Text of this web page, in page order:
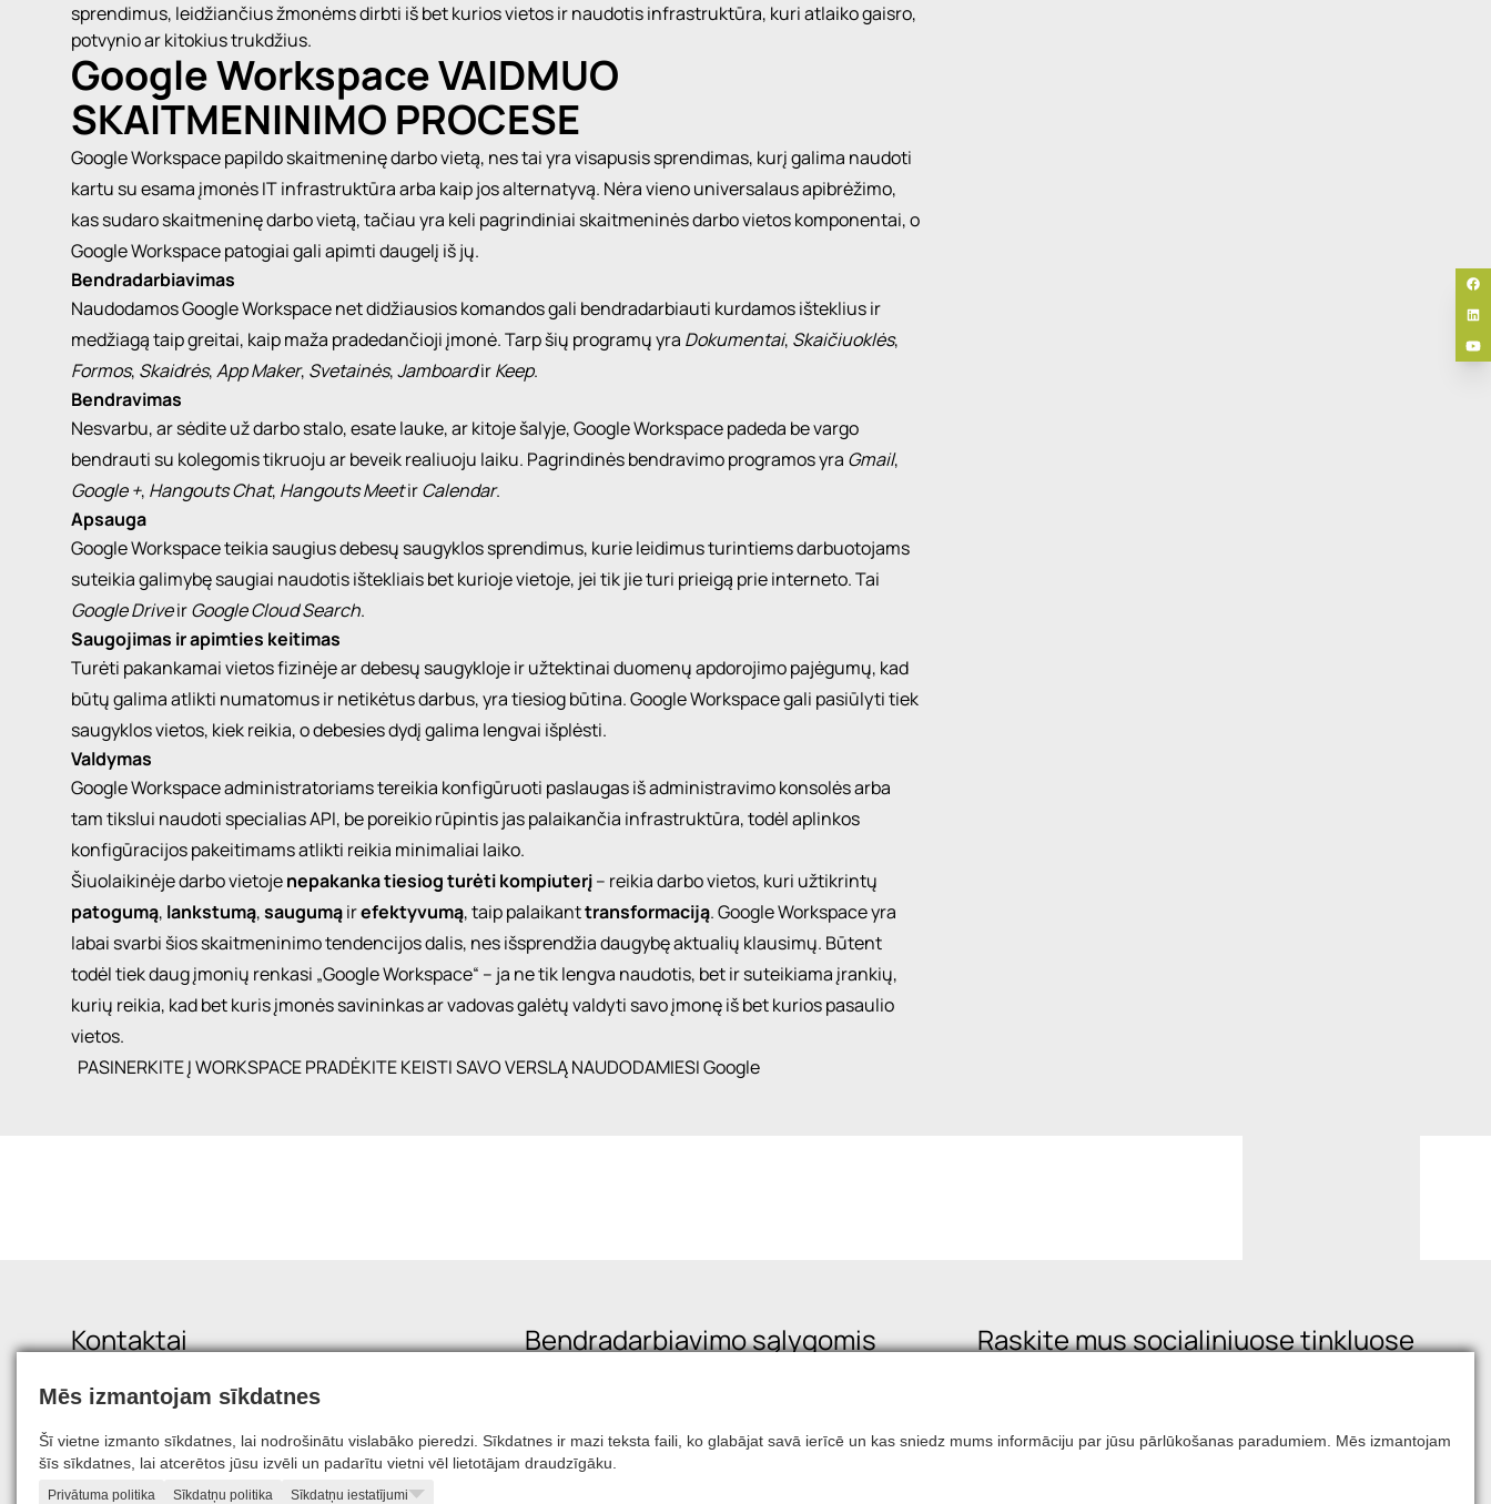
sprendimus, leidžiančius žmonėms dirbti iš bet kurios vietos ir naudotis infrastruktūra, kuri atlaiko gaisro,
potvynio ar kitokius trukdžius.
Google Workspace VAIDMUO
SKAITMENINIMO PROCESE
Google Workspacepapildo skaitmeninę darbo vietą, nes tai yra visapusis sprendimas, kurį galima naudoti
kartu su esama įmonės IT infrastruktūra arba kaip jos alternatyvą. Nėra vieno universalaus apibrėžimo,
kas sudaro skaitmeninę darbo vietą, tačiau yra keli pagrindiniai skaitmeninės darbo vietos komponentai, o
Google Workspace patogiai gali apimti daugelį iš jų.
Bendradarbiavimas
Naudodamos Google Workspace net didžiausios komandos gali bendradarbiauti kurdamos išteklius ir
medžiagą taip greitai, kaip maža pradedančioji įmonė. Tarp šių programų yra Dokumentai, Skaičiuoklės,
Formos, Skaidrės,App Maker, Svetainės,JamboardirKeep.
Bendravimas
Nesvarbu, ar sėdite už darbo stalo, esate lauke, ar kitoje šalyje, Google Workspace padeda be vargo
bendrauti su kolegomis tikruoju ar beveik realiuoju laiku. Pagrindinės bendravimo programos yra Gmail,
Google +, Hangouts Chat, Hangouts MeetirCalendar.
Apsauga
Google Workspace teikia saugius debesų saugyklos sprendimus, kurie leidimus turintiems darbuotojams
suteikia galimybę saugiai naudotis ištekliais bet kurioje vietoje, jei tik jie turi prieigą prie interneto. Tai
Google DriveirGoogle Cloud Search.
Saugojimas ir apimties keitimas
Turėti pakankamai vietos fizinėje ar debesų saugykloje ir užtektinai duomenų apdorojimo pajėgumų, kad
būtų galima atlikti numatomus ir netikėtus darbus, yra tiesiog būtina. Google Workspace gali pasiūlyti tiek
saugyklos vietos, kiek reikia, o debesies dydį galima lengvai išplėsti.
Valdymas
Google Workspace administratoriams tereikia konfigūruoti paslaugas iš administravimo konsolės arba
tam tikslui naudoti specialias API, be poreikio rūpintis jas palaikančia infrastruktūra, todėl aplinkos
konfigūracijos pakeitimams atlikti reikia minimaliai laiko.
Šiuolaikinėje darbo vietojenepakanka tiesiog turėti kompiuterį– reikia darbo vietos, kuri užtikrintų
patogumą, lankstumą,saugumąirefektyvumą, taip palaikanttransformaciją. Google Workspace yra
labai svarbi šios skaitmeninimo tendencijos dalis, nes išsprendžia daugybę aktualių klausimų. Būtent
todėl tiek daug įmonių renkasi „Google Workspace“ – ja ne tik lengva naudotis, bet ir suteikiama įrankių,
kurių reikia, kad bet kuris įmonės savininkas ar vadovas galėtų valdyti savo įmonę iš bet kurios pasaulio
vietos.
PASINERKITE Į WORKSPACEPRADĖKITE KEISTI SAVO VERSLĄ NAUDODAMIESI Google
Kontaktai
Vilkpėdės g. 22, Vilnius, Lietuva, LT-03151
career@squalio.com
Bendradarbiavimo sąlygomis Raskite mus socialiniuose tinkluose
Mēs izmantojam sīkdatnes
Šī vietne izmanto sīkdatnes, lai nodrošinātu vislabāko pieredzi. Sīkdatnes ir mazi teksta faili, ko glabājat savā ierīcē un kas sniedz mums informāciju par jūsu pārlūkošanas paradumiem. Mēs izmantojam
šīs sīkdatnes, lai atcerētos jūsu izvēli un padarītu vietni vēl lietotājam draudzīgāku.
Privātuma politika Sīkdatņu politika Sīkdatņu iestatījumi